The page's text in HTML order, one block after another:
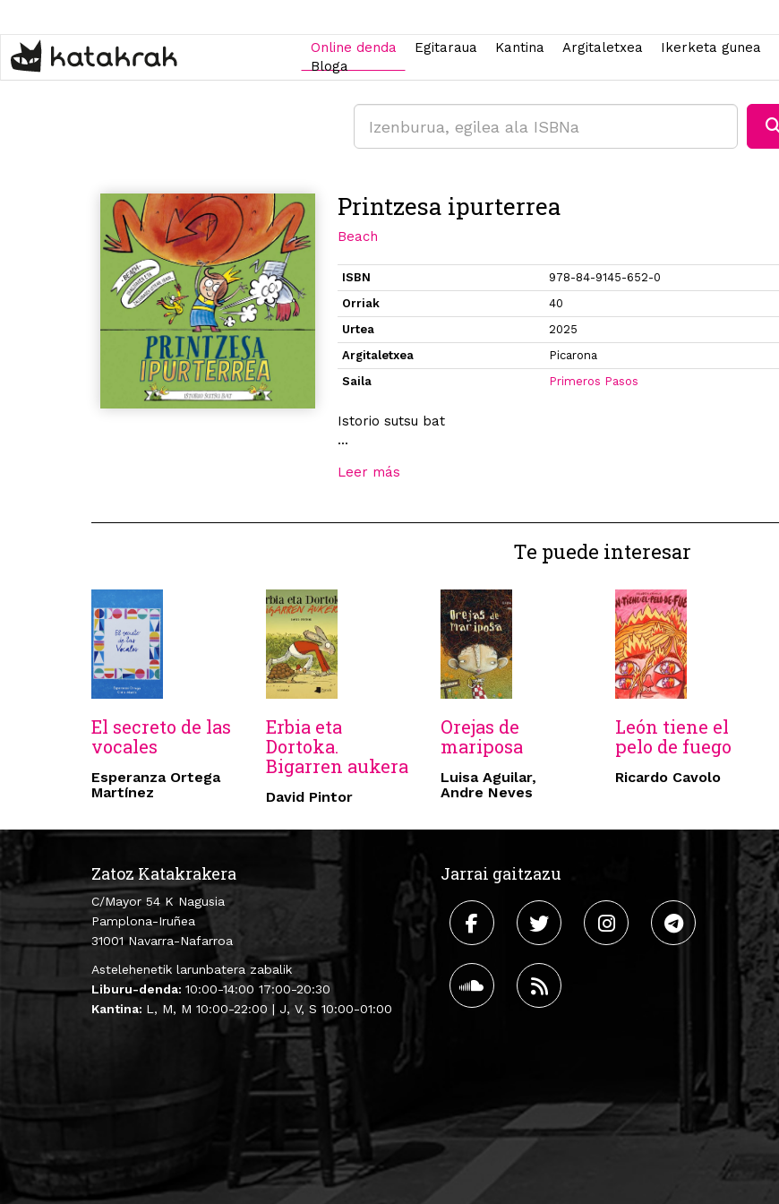
main
content
Online denda Egitaraua Kantina Argitaletxea Ikerketa gunea
Bloga
Printzesa ipurterrea
Beach
ISBN
978-84-9145-652-0
Orriak
40
Urtea
2025
Argitaletxea
Picarona
Saila
Primeros Pasos
Istorio sutsu bat
...
Leer más
Te puede interesar
El secreto de las
vocales
Esperanza Ortega
Martínez
Erbia eta
Dortoka.
Bigarren aukera
David Pintor
Orejas de
mariposa
Luisa Aguilar,
Andre Neves
León tiene el
pelo de fuego
Ricardo Cavolo
Zatoz Katakrakera
C/Mayor 54 K Nagusia
Pamplona-Iruñea
31001 Navarra-Nafarroa
Astelehenetik larunbatera zabalik
Liburu-denda: 10:00-14:00 17:00-20:30
Kantina: L, M, M 10:00-22:00 | J, V, S 10:00-01:00
Jarrai gaitzazu